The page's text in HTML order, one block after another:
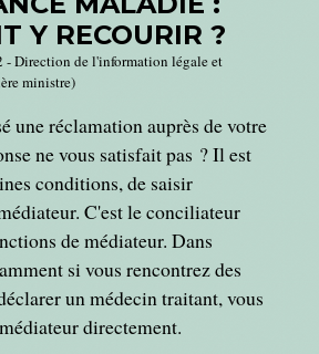
Y RECOURIR ?
- Direction de l'information légale et
ministre)
une réclamation auprès de votre
ne vous satisfait pas ? Il est
conditions, de saisir
C'est le conciliateur
de médiateur. Dans
si vous rencontrez des
un médecin traitant, vous
directement.